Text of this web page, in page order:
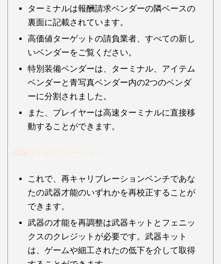
ターミナルは報酬請求ベンダーの隣ベースの
裏面に記載されています。
高価値ターゲットの請負業者、すべての新し
いベンダーをご覧ください。
特別装備ベンダーは、ターミナル、アイテム
ベンダーと青写真ベンダー内の2つのベンダ
ーに分割されました。
また、プレイヤーは高速ターミナルに直接移
動することができます。
武器リキャリブレーション
これで、再キャリブレーションベンチであな
たの武器才能のいずれかを再校正することが
できます。
武器の才能を再調整は武器キットとフェニッ
クスのクレジットが必要です。武器キット
は、ゲームや細工されたの低下を介して取得